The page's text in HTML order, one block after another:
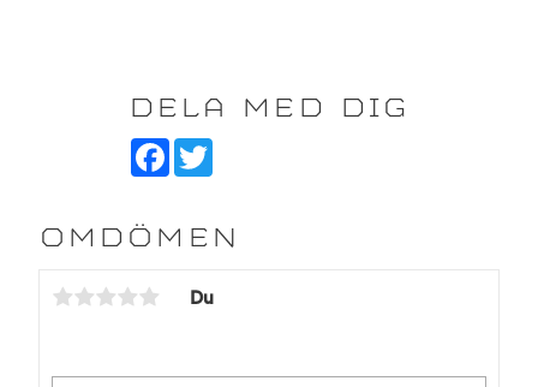
DELA MED DIG
F
b
o
T
t
e
OMDÖMEN
Du